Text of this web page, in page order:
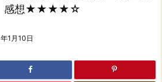
)」感想★★★★☆
1月10日